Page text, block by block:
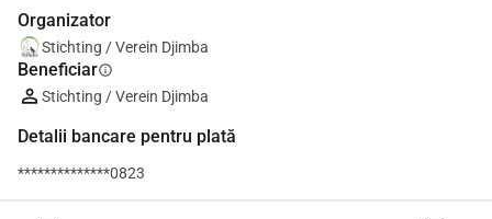
Organizator
Stichting / Verein Djimba
Beneficiarinfo
Stichting / Verein Djimba
Detalii bancare pentru plată
**************0823